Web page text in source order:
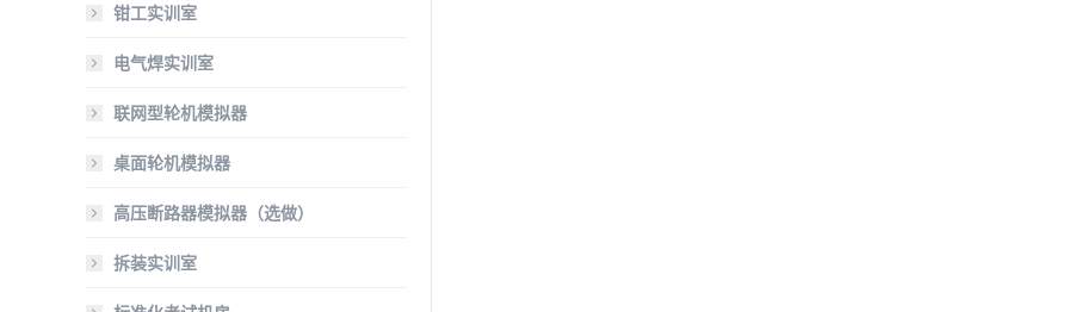
钳工实训室
电气焊实训室
联网型轮机模拟器
桌面轮机模拟器
高压断路器模拟器（选做）
拆装实训室